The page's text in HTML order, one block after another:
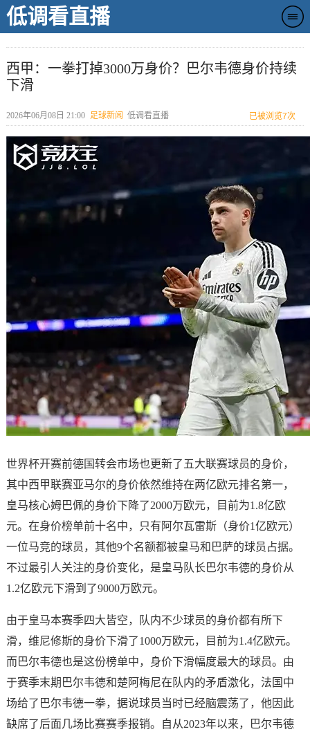
低调看直播
西甲：一拳打掉3000万身价？巴尔韦德身价持续
下滑
2026年06月08日 21:00 足球新闻 低调看直播 已被浏览7次
世界杯开赛前德国转会市场也更新了五大联赛球员的身价，
其中西甲联赛亚马尔的身价依然维持在两亿欧元排名第一，
皇马核心姆巴佩的身价下降了2000万欧元，目前为1.8亿欧
元。在身价榜单前十名中，只有阿尔瓦雷斯（身价1亿欧元）
一位马竞的球员，其他9个名额都被皇马和巴萨的球员占据。
不过最引人关注的身价变化，是皇马队长巴尔韦德的身价从
1.2亿欧元下滑到了9000万欧元。
由于皇马本赛季四大皆空，队内不少球员的身价都有所下
滑，维尼修斯的身价下滑了1000万欧元，目前为1.4亿欧元。
而巴尔韦德也是这份榜单中，身价下滑幅度最大的球员。由
于赛季末期巴尔韦德和楚阿梅尼在队内的矛盾激化，法国中
场给了巴尔韦德一拳，据说球员当时已经脑震荡了，他因此
缺席了后面几场比赛赛季报销。自从2023年以来，巴尔韦德